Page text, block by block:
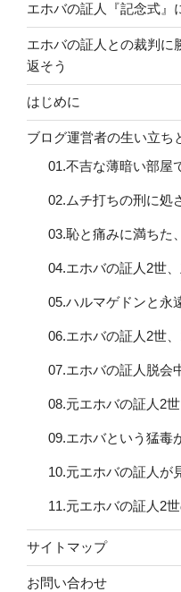
エホバの証人『記念式』
エホバの証人との裁判に
返そう
はじめに
ブログ運営者の生い立ち
01.不吉な薄暗い部屋
02.ムチ打ちの刑に処
03.恥と痛みに満ちた
04.エホバの証人2世
05.ハルマゲドンと永
06.エホバの証人2世
07.エホバの証人脱会
08.元エホバの証人2
09.エホバという猛毒
10.元エホバの証人が
11.元エホバの証人2
サイトマップ
お問い合わせ